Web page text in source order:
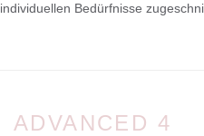
individuellen Bedürfnisse
ADVANCED 4